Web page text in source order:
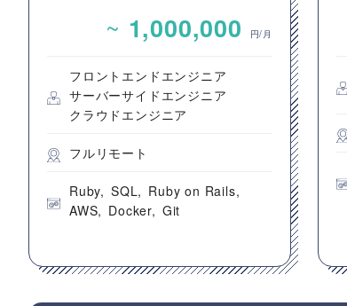
エンドエンジニア募集
~ 1,000,000 円/月
フロントエンドエンジニア
サーバーサイドエンジニア
クラウドエンジニア
フルリモート
Ruby SQL
Ruby on Rails
AWS
Docker Git